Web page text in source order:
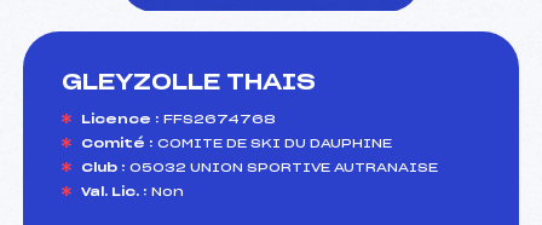
GLEYZOLLE THAIS
Licence : FFS2674768
Comité : COMITE DE SKI DU DAUPHINE
Club : 05032 UNION SPORTIVE AUTRANAISE
Val. Lic. : Non